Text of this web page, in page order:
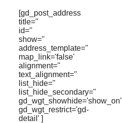
[gd_post_address
title=''
id=''
show=''
address_template=''
map_link='false'
alignment=''
text_alignment=''
list_hide=''
list_hide_secondary=''
gd_wgt_showhide='show_on'
gd_wgt_restrict='gd-
detail' ]